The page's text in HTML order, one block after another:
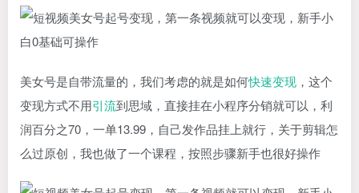
美女号是自带流量的，我们考虑的就是如何快速变现 ，这个
变现方式不用引流到思域，直接挂在小程序分销就可以，利
润百分之70，一单13.99，自己发作品挂上就行，关于剪辑怎
么过原创，我也做了一个课程，按照步骤新手也很好操作